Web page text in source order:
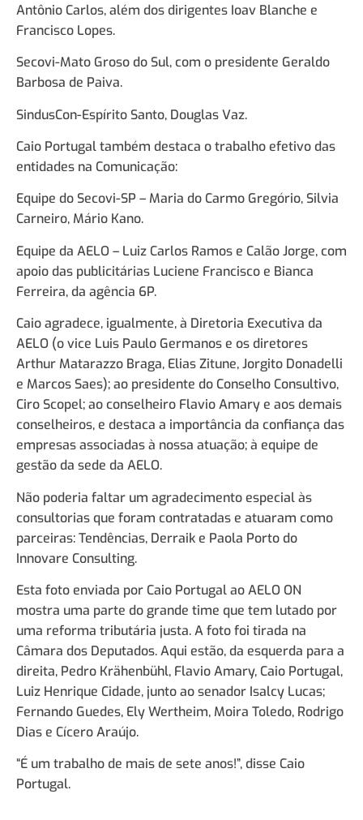
Antônio Carlos, além dos dirigentes Ioav Blanche e
Francisco Lopes.
Secovi-Mato Groso do Sul, com o presidente Geraldo
Barbosa de Paiva.
SindusCon-Espírito Santo, Douglas Vaz.
Caio Portugal também destaca o trabalho efetivo das
entidades na Comunicação:
Equipe do Secovi-SP – Maria do Carmo Gregório, Silvia
Carneiro, Mário Kano.
Equipe da AELO – Luiz Carlos Ramos e Calão Jorge, com
apoio das publicitárias Luciene Francisco e Bianca
Ferreira, da agência 6P.
Caio agradece, igualmente, à Diretoria Executiva da
AELO (o vice Luis Paulo Germanos e os diretores
Arthur Matarazzo Braga, Elias Zitune, Jorgito Donadelli
e Marcos Saes); ao presidente do Conselho Consultivo,
Ciro Scopel; ao conselheiro Flavio Amary e aos demais
conselheiros, e destaca a importância da confiança das
empresas associadas à nossa atuação; à equipe de
gestão da sede da AELO.
Não poderia faltar um agradecimento especial às
consultorias que foram contratadas e atuaram como
parceiras: Tendências, Derraik e Paola Porto do
Innovare Consulting.
Esta foto enviada por Caio Portugal ao AELO ON
mostra uma parte do grande time que tem lutado por
uma reforma tributária justa. A foto foi tirada na
Câmara dos Deputados. Aqui estão, da esquerda para a
direita, Pedro Krähenbühl, Flavio Amary, Caio Portugal,
Luiz Henrique Cidade, junto ao senador Isalcy Lucas;
Fernando Guedes, Ely Wertheim, Moira Toledo, Rodrigo
Dias e Cícero Araújo.
“É um trabalho de mais de sete anos!”, disse Caio
Portugal.